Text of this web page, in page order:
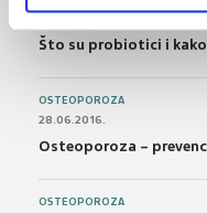
Što su probiotici i
OSTEOPOROZA
28.06.2016.
Osteoporoza –
OSTEOPOROZA